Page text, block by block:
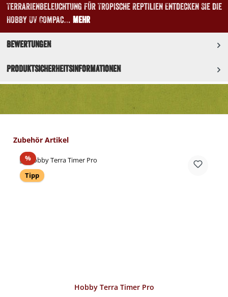
Terrarienbeleuchtung für Tropische Reptilien Entdecken Sie die
Hobby UV Compac… Mehr
Bewertungen
Produktsicherheitsinformationen
Produktgalerie überspringen
Zubehör Artikel
%Rabatt
Tipp
Hobby Terra Timer Pro